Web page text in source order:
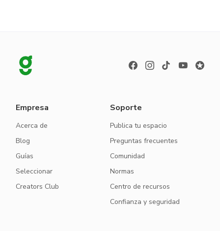
Empresa
Acerca de
Blog
Guías
Seleccionar
Creators Club
Soporte
Publica tu espacio
Preguntas frecuentes
Comunidad
Normas
Centro de recursos
Confianza y seguridad